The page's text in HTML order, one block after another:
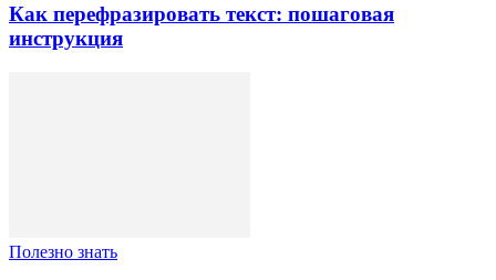
Как перефразировать текст: пошаговая
инструкция
Полезно знать